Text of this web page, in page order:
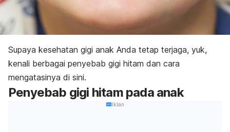
Supaya kesehatan gigi anak Anda tetap terjaga, yuk,
kenali berbagai penyebab gigi hitam dan cara
mengatasinya di sini.
Penyebab gigi hitam pada anak
Iklan